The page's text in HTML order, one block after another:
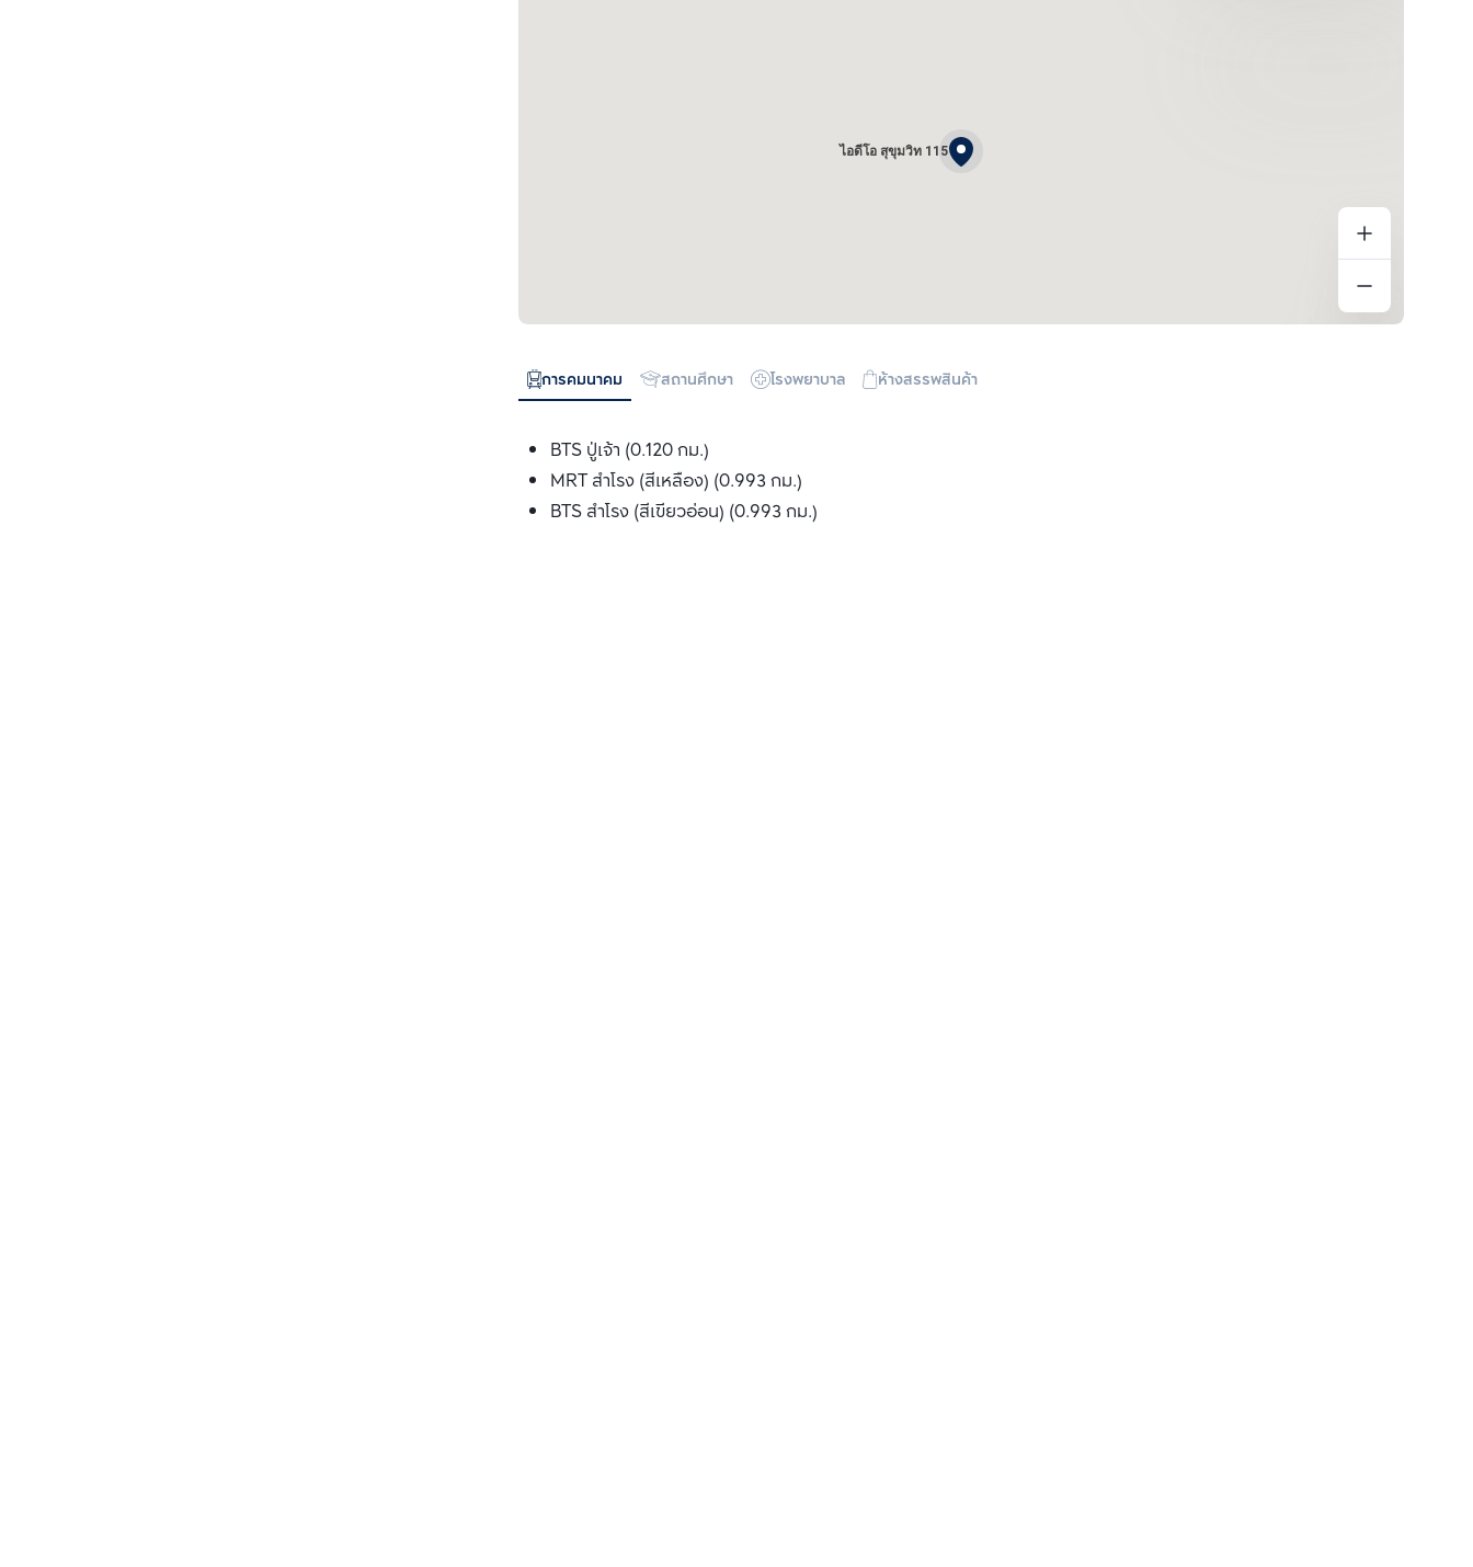
ไอดีโอ สุขุมวิท 115
การคมนาคม สถานศึกษา โรงพยาบาล ห้างสรรพสินค้า
BTS ปู่เจ้า (0.120 กม.)
MRT สำโรง (สีเหลือง) (0.993 กม.)
BTS สำโรง (สีเขียวอ่อน) (0.993 กม.)